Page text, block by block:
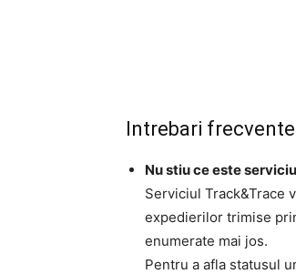
Intrebari
Nu stiu ce este
Serviciul Track&Trace
expedierilor trimise
enumerate mai jos.
Pentru a afla statusul